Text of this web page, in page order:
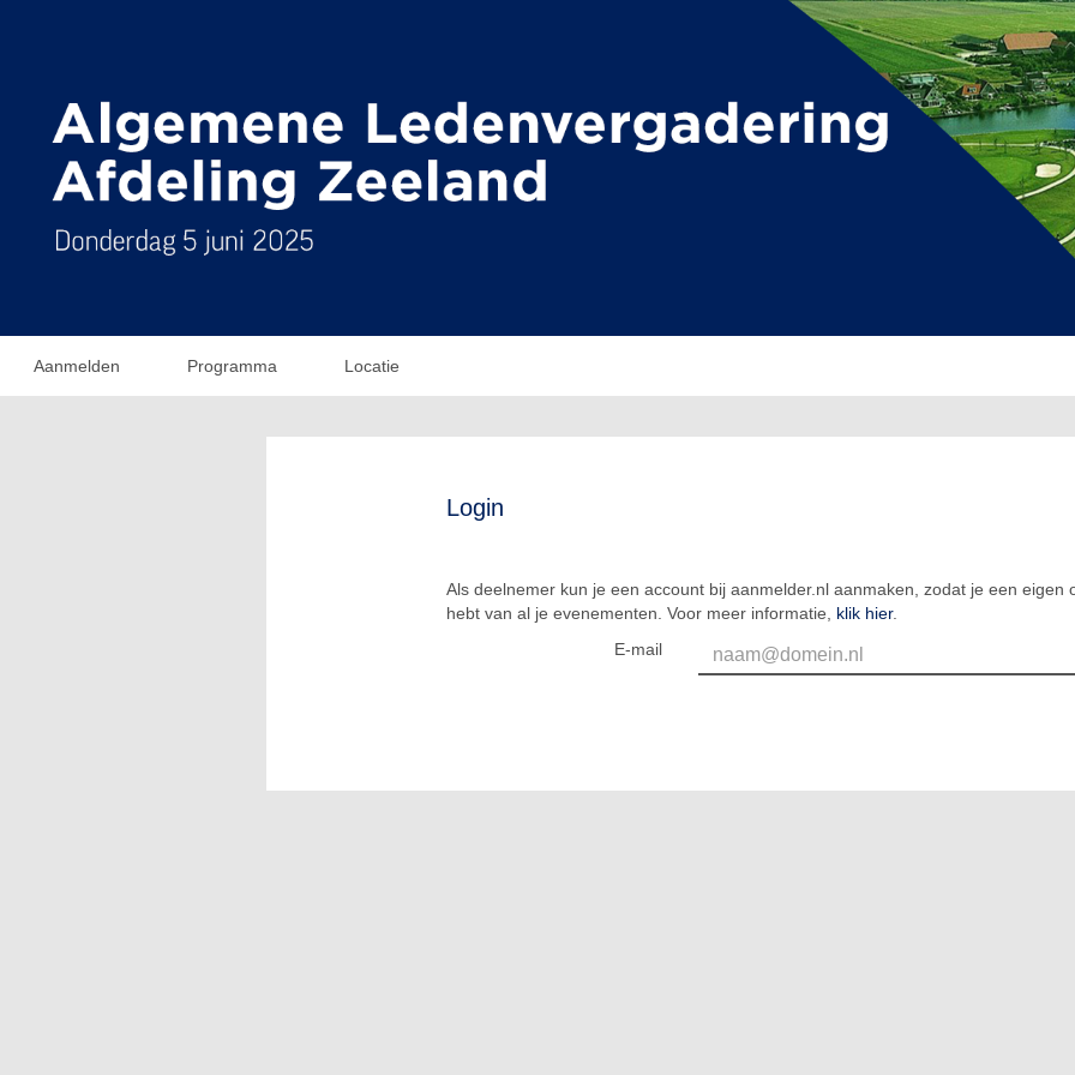
Aanmelden Programma Locatie
Login
Als deelnemer kun je een account bij aanmelder.nl aanmaken, zodat je een eigen
hebt van al je evenementen. Voor meer informatie, klik hier.
E-mail